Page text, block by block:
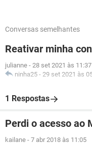
Conversas semelhantes
Reativar minha
julianne - 28 set 2021 às 11:37
ninha25 - 29 set 2021 às
1 Respostas
Perdi o acesso ao
kailane - 7 abr 2018 às 11:05